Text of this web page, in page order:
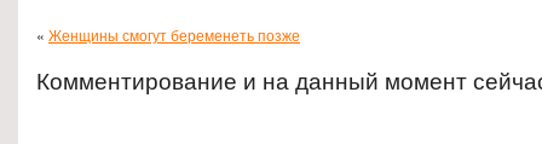
« Женщины смогут беременеть позже
Комментирование и на данный момент